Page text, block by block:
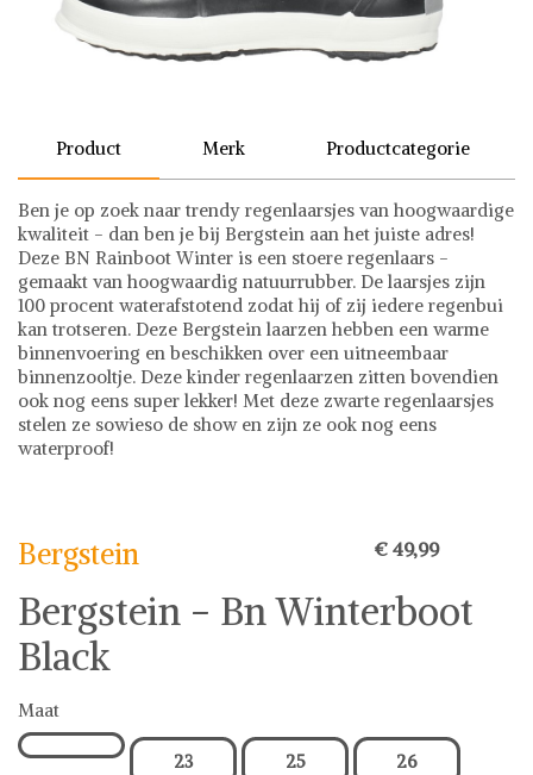
Product Merk Productcategorie
Ben je op zoek naar trendy regenlaarsjes van hoogwaardige
kwaliteit - dan ben je bij Bergstein aan het juiste adres!
Deze BN Rainboot Winter is een stoere regenlaars -
gemaakt van hoogwaardig natuurrubber. De laarsjes zijn
100 procent waterafstotend zodat hij of zij iedere regenbui
kan trotseren. Deze Bergstein laarzen hebben een warme
binnenvoering en beschikken over een uitneembaar
binnenzooltje. Deze kinder regenlaarzen zitten bovendien
ook nog eens super lekker! Met deze zwarte regenlaarsjes
stelen ze sowieso de show en zijn ze ook nog eens
waterproof!
Bergstein € 49,99
Bergstein - Bn Winterboot
Black
Maat
23 25 26